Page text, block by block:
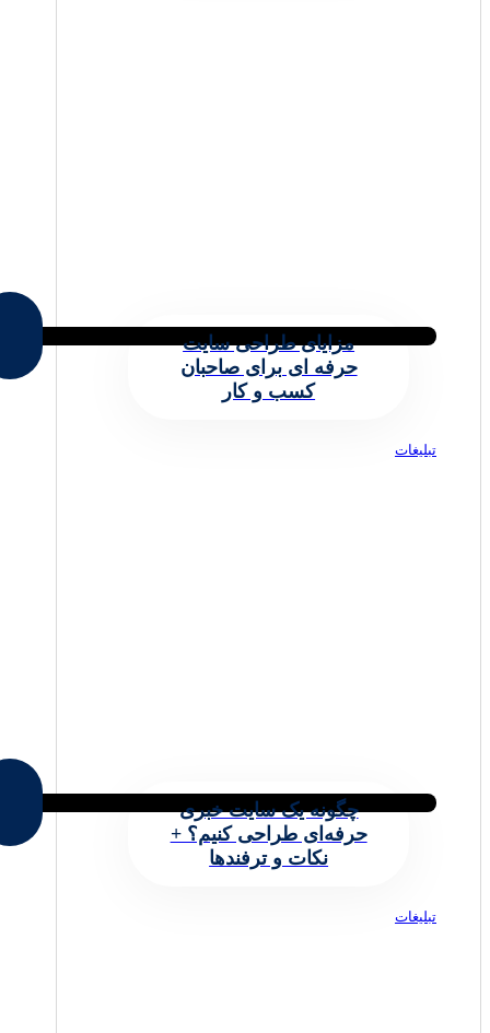
مزایای طراحی سایت
حرفه ای برای صاحبان
کسب و کار
تبلیغات
چگونه یک سایت خبری
حرفه‌ای طراحی کنیم؟ +
نکات و ترفندها
تبلیغات